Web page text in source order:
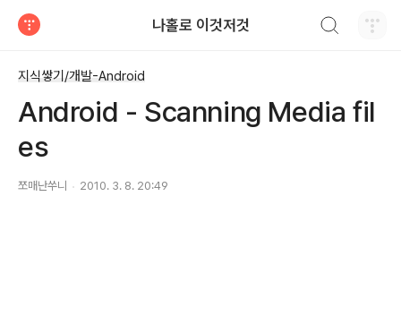
나홀로 이것저것
지식쌓기/개발-Android
Android - Scanning Media fil
es
쪼매난쑤니 2010. 3. 8. 20:49